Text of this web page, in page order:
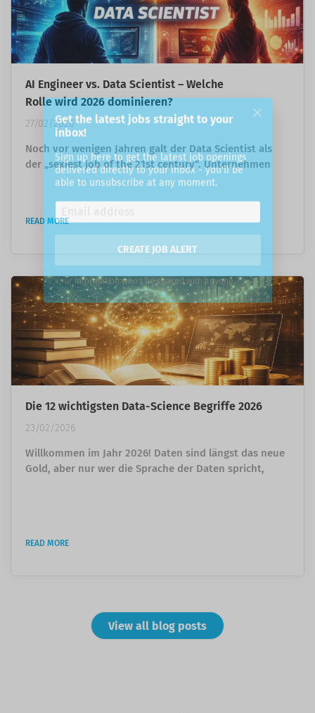
AI Engineer vs. Data Scientist – Welche
Rolle wird 2026 dominieren?
27/02/2026
Noch vor wenigen Jahren galt der Data Scientist als
der „sexiest job of the 21st century“. Unternehmen
überboten sich gegenseitig, um Talente einzustellen,
paar ML-Projekte vorweisen konnte, war heiß begehrt.
Engineer. Und plötzlich stellt sich eine unbequeme...
READ MORE
Die 12 wichtigsten Data-Science Begriffe 2026
23/02/2026
Willkommen im Jahr 2026! Daten sind längst das neue
Gold, aber nur wer die Sprache der Daten spricht,
erklärt. 1. Data Literacy (Datenkompetenz) Erklärung:
READ MORE
View all blog posts
inbox!
Sign up here to get the latest job openings
delivered directly to your inbox - you'll be
able to unsubscribe at any moment.
CREATE JOB ALERT